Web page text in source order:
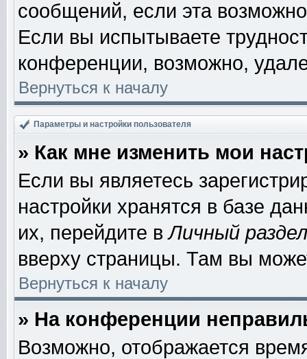
сообщений, если эта
Если вы испытываете
конференции, возможно,
Вернуться к началу
Параметры и настройки пользователя
» Как мне изменить мои
Если вы являетесь
настройки хранятся в базе
их, перейдите вЛичный раздел
вверху страницы. Там вы
Вернуться к началу
» На конференции
Возможно, отображается